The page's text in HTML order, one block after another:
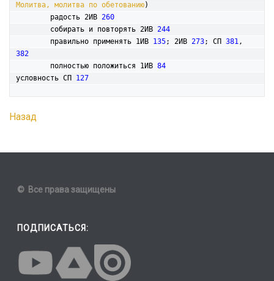
Молитва, молитва по обетованию)
	радость 2ИВ
260
	собирать и повторять 2ИВ
244
	правильно применять 1ИВ
135; 2ИВ 273; СП 381
382
	полностью положиться 1ИВ
84
условность СП 127
Назад
© Все права защищены
ПОДПИСАТЬСЯ: